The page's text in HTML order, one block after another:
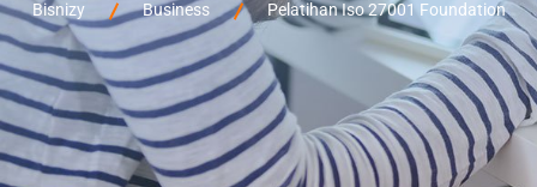
Bisnizy Business Pelatihan Iso 27001 Foundation